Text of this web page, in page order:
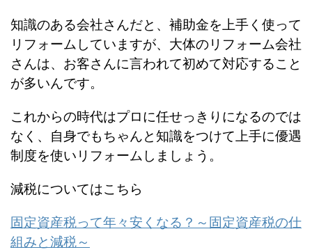
知識のある会社さんだと、補助金を上手く使って
リフォームしていますが、大体のリフォーム会社
さんは、お客さんに言われて初めて対応すること
が多いんです。
これからの時代はプロに任せっきりになるのでは
なく、自身でもちゃんと知識をつけて上手に優遇
制度を使いリフォームしましょう。
減税についてはこちら
固定資産税って年々安くなる？～固定資産税の仕
組みと減税～